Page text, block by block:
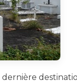
dernière